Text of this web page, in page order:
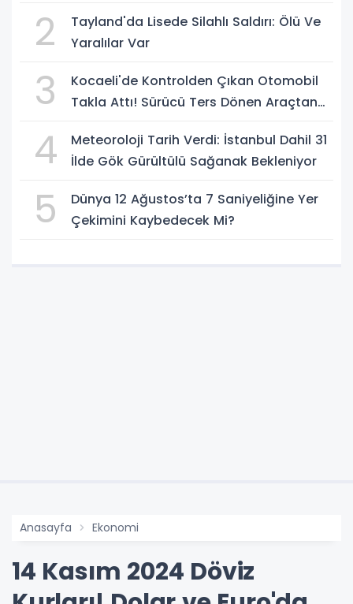
2
Tayland'da Lisede Silahlı Saldırı: Ölü Ve
Yaralılar Var
3
Kocaeli'de Kontrolden Çıkan Otomobil
Takla Attı! Sürücü Ters Dönen Araçtan
4
Meteoroloji Tarih Verdi: İstanbul Dahil 31
İlde Gök Gürültülü Sağanak Bekleniyor
5
Dünya 12 Ağustos’ta 7 Saniyeliğine Yer
Çekimini Kaybedecek Mi?
Anasayfa Ekonomi
14 Kasım 2024 Döviz